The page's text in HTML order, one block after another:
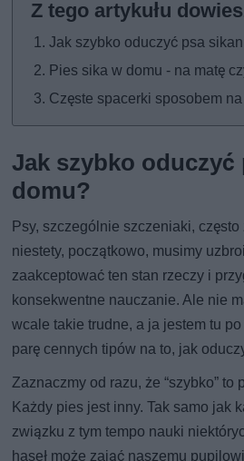
Jak szybko oduczyć psa
Pies sika w domu - na matę
Częste spacerki sposobem
Jak szybko oduczyć
domu?
Psy, szczególnie szczeniaki, często
niestety, początkowo, musimy
zaakceptować ten stan rzeczy i
konsekwentne nauczanie. Ale nie
wcale takie trudne, a ja jestem tu
parę cennych tipów na to, jak
Zaznaczmy od razu, że “szybko” to
Każdy pies jest inny. Tak samo jak
związku z tym tempo nauki
haseł może zająć naszemu